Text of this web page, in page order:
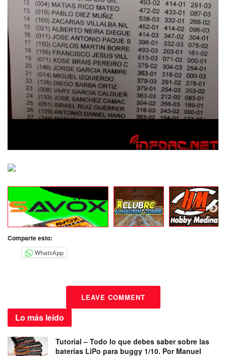
Comparte esto:
WhatsApp
LEAVE COMMENT
Lo más leído
Tutorial – Todo lo que debes saber sobre las
baterías LiPo para buggy 1/10. Por Manuel